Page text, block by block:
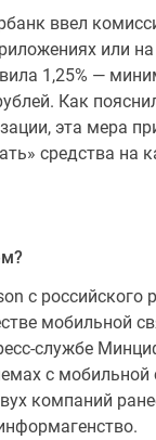
ввел
или
1,25% —
Как
эта мера
средства на
с российского
мобильной
службе
с мобильной
компаний